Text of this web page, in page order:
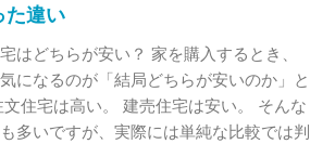
た違い
はどちらが安い？ 家を購入するとき、
になるのが「結局どちらが安いのか」と
住宅は高い。 建売住宅は安い。 そんな
多いですが、実際には単純な比較では判